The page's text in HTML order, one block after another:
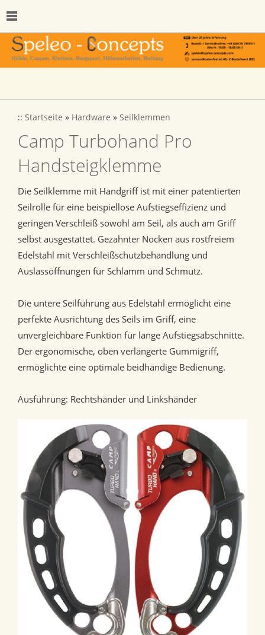
:: Startseite » Hardware » Seilklemmen
Camp Turbohand Pro
Handsteigklemme
Die Seilklemme mit Handgriff ist mit einer patentierten
Seilrolle für eine beispiellose Aufstiegseffizienz und
geringen Verschleiß sowohl am Seil, als auch am Griff
selbst ausgestattet. Gezahnter Nocken aus rostfreiem
Edelstahl mit Verschleißschutzbehandlung und
Auslassöffnungen für Schlamm und Schmutz.
Die untere Seilführung aus Edelstahl ermöglicht eine
perfekte Ausrichtung des Seils im Griff, eine
unvergleichbare Funktion für lange Aufstiegsabschnitte.
Der ergonomische, oben verlängerte Gummigriff,
ermöglichte eine optimale beidhändige Bedienung.
Ausführung: Rechtshänder und Linkshänder